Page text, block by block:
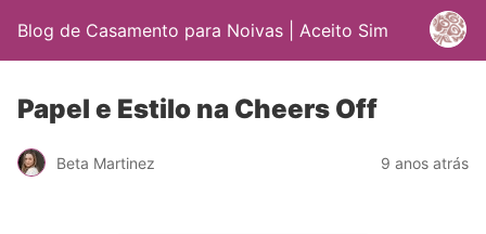
Blog de Casamento para Noivas | Aceito Sim
Papel e Estilo na Cheers Off
Beta Martinez 9 anos atrás